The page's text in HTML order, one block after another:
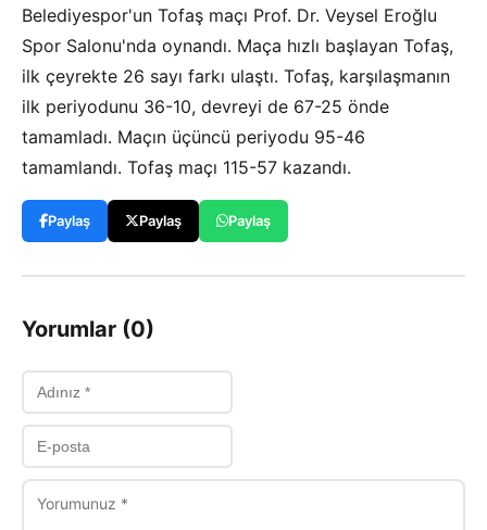
Belediyespor'un Tofaş maçı Prof. Dr. Veysel Eroğlu
Spor Salonu'nda oynandı. Maça hızlı başlayan Tofaş,
ilk çeyrekte 26 sayı farkı ulaştı. Tofaş, karşılaşmanın
ilk periyodunu 36-10, devreyi de 67-25 önde
tamamladı. Maçın üçüncü periyodu 95-46
tamamlandı. Tofaş maçı 115-57 kazandı.
Paylaş Paylaş Paylaş
Yorumlar (0)